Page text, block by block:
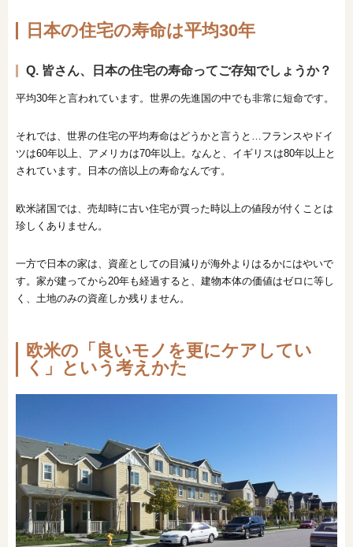
日本の住宅の寿命は平均30年
Q. 皆さん、日本の住宅の寿命ってご存知でしょうか？
平均30年と言われています。世界の先進国の中でも非常に短命です。
それでは、世界の住宅の平均寿命はどうかと言うと…フランスやドイ
ツは60年以上、アメリカは70年以上。なんと、イギリスは80年以上と
されています。日本の倍以上の寿命なんです。
欧米諸国では、売却時に古い住宅が買った時以上の値段が付くことは
珍しくありません。
一方で日本の家は、資産としての目減りが海外よりはるかにはやいで
す。家が建ってから20年も経過すると、建物本体の価値はゼロに等し
く、土地のみの資産しか残りません。
欧米の「良いモノを更にケアしてい
く」という考えかた